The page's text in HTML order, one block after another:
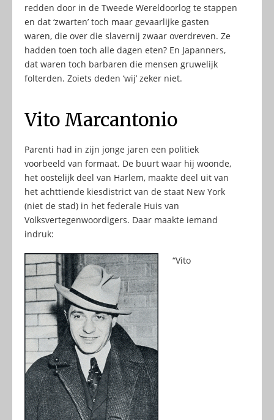
redden door in de Tweede Wereldoorlog te stappen
en dat ‘zwarten’ toch maar gevaarlijke gasten
waren, die over die slavernij zwaar overdreven. Ze
hadden toen toch alle dagen eten? En Japanners,
dat waren toch barbaren die mensen gruwelijk
folterden. Zoiets deden ‘wij’ zeker niet.
Vito Marcantonio
Parenti had in zijn jonge jaren een politiek
voorbeeld van formaat. De buurt waar hij woonde,
het oostelijk deel van Harlem, maakte deel uit van
het achttiende kiesdistrict van de staat New York
(niet de stad) in het federale Huis van
Volksvertegenwoordigers. Daar maakte iemand
indruk:
“Vito